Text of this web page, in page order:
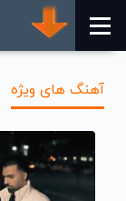
آهنگ های ویژه